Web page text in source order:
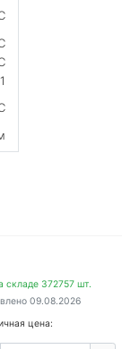
1
складе 372757 шт.
09.08.2026
цена: